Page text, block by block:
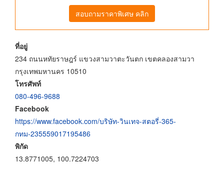
สอบถามราคาพิเศษ คลิก
ที่อยู่
234 ถนนหทัยราษฎร์ แขวงสามวาตะวันตก เขตคลองสามวา
กรุงเทพมหานคร 10510
โทรศัพท์
080-496-9688
Facebook
https://www.facebook.com/บริษัท-วินเทจ-สตอรี่-365-
กทม-235559017195486
พิกัด
13.8771005, 100.7224703